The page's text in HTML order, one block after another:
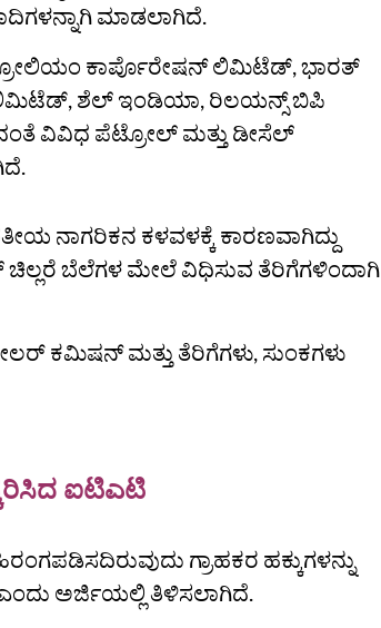
ಮಾಡಲಾಗಿದೆ.
ಕಾರ್ಪೊರೇಷನ್ ಲಿಮಿಟೆಡ್, ಭಾರತ್
ಲಿಮಿಟೆಡ್, ಶೆಲ್ ಇಂಡಿಯಾ, ರಿಲಯನ್ಸ್ ಬಿಪಿ
ವಿವಿಧ ಪೆಟ್ರೋಲ್ ಮತ್ತು ಡೀಸೆಲ್
ನಾಗರಿಕನ ಕಳವಳಕ್ಕೆ ಕಾರಣವಾಗಿದ್ದು
ಚಿಲ್ಲರೆ ಬೆಲೆಗಳ ಮೇಲೆ ವಿಧಿಸುವ ತೆರಿಗೆಗಳಿಂದಾಗಿ
ಕಮಿಷನ್ ಮತ್ತು ತೆರಿಗೆಗಳು, ಸುಂಕಗಳು
ಐಟಿಎಟಿ
ಗ್ರಾಹಕರ ಹಕ್ಕುಗಳನ್ನು
ಅರ್ಜಿಯಲ್ಲಿ ತಿಳಿಸಲಾಗಿದೆ.